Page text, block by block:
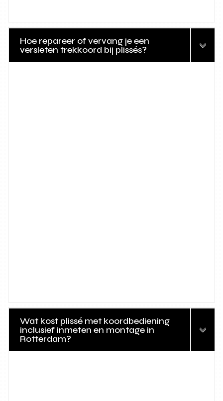
Hoe repareer of vervang je een
versleten trekkoord bij plissés?
Wat kost plissé met koordbediening
inclusief inmeten en montage in
Rotterdam?